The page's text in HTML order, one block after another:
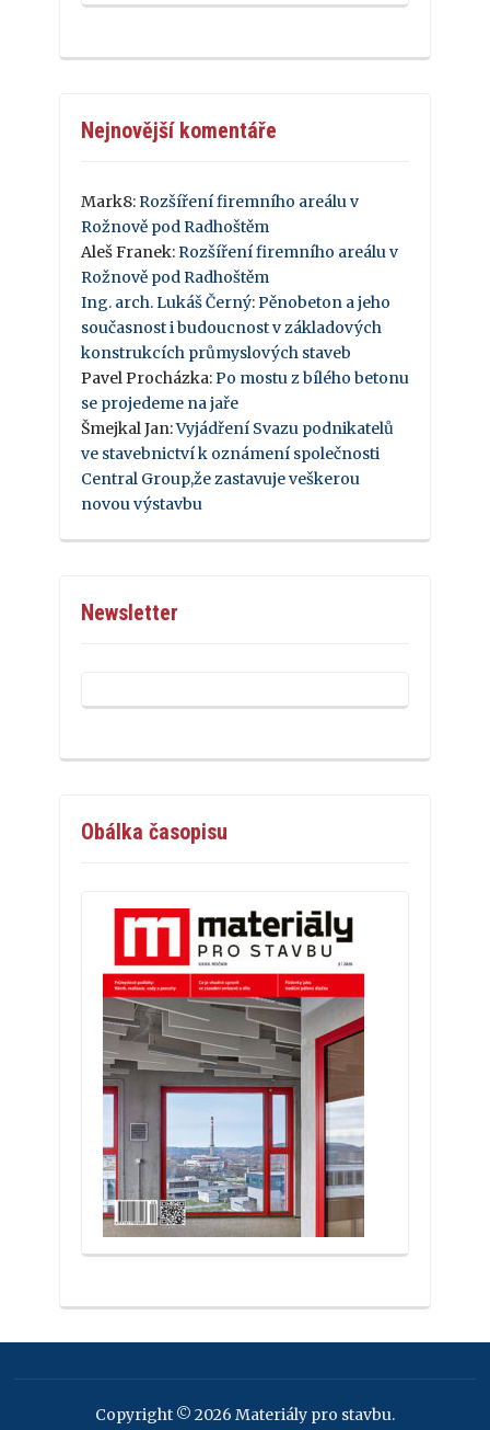
Nejnovější komentáře
Mark8: Rozšíření firemního areálu v
Rožnově pod Radhoštěm
Aleš Franek: Rozšíření firemního areálu v
Rožnově pod Radhoštěm
Ing. arch. Lukáš Černý: Pěnobeton a jeho
současnost i budoucnost v základových
konstrukcích průmyslových staveb
Pavel Procházka: Po mostu z bílého betonu
se projedeme na jaře
Šmejkal Jan:Vyjádření Svazu podnikatelů
ve stavebnictví k oznámení společnosti
Central Group,že zastavuje veškerou
novou výstavbu
Newsletter
Obálka časopisu
Copyright © 2026 Materiály pro stavbu.